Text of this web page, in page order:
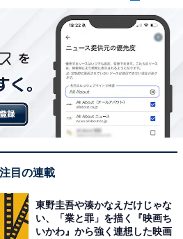
「西宮北口駅」。阪急大阪梅田
セスが良好で、電車の本数も多
アです。駅直結の大型ショッピ
ーデンズ」があるためショッピ
ありません。
つながっている」と表示されて
て集計。回答時に最も多く選択
注目の連載
東野圭吾や湊かなえだけじゃな
い、「業と罪」を描く『映画ち
いかわ』から強く連想した映画